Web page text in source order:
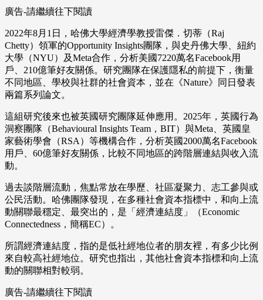
廣告-請繼續往下閱讀
2022年8月1日，哈佛大學經濟學教授雷傑．切蒂（Raj
Chetty）領軍的Opportunity Insights團隊，與史丹佛大學、紐約
大學（NYU）及Meta合作，分析美國7220萬名Facebook用
戶、210億筆好友關係。研究團隊在保護隱私的前提下，衡量
不同地區、學校與社群的社會資本，並在《Nature》同日發表
兩篇系列論文。
這組研究後來也被英國研究團隊延伸應用。2025年，英國行為
洞察團隊（Behavioural Insights Team，BIT）與Meta、英國皇
家藝術學會（RSA）等機構合作，分析英國2000萬名Facebook
用戶、60億筆好友關係，比較不同地區的跨階層連結與收入流
動。
過去談階層流動，焦點常放在學歷、社區凝聚力、志工參與或
公民活動。哈佛團隊發現，在多種社會資本指標中，和向上流
動關聯最穩定、最突出的，是「經濟連結度」（Economic
Connectedness，簡稱EC）。
所謂經濟連結度，指的是低社經地位者的朋友裡，有多少比例
來自較高社經地位。研究也指出，其他社會資本指標和向上流
動的關聯相對較弱。
廣告-請繼續往下閱讀